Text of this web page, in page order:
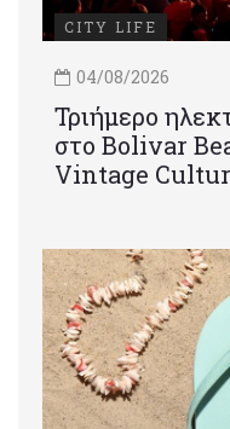
CITY LIFE
04/08/2026
Τριήμερο
στο Bolivar
Vintage